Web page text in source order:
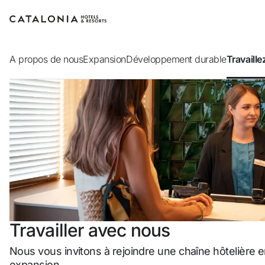
Connectez-vous à votre compte
LOGIN
Vous avez oublié votre mot de passe ?
ou utilisez l’une de ces options
Connexion via Google
Connexion par adresse électronique uniquement
A propos de nousExpansionDéveloppement durable
Travailler avec nous
Nous vous invitons à rejoindre une chaîne hôtelière